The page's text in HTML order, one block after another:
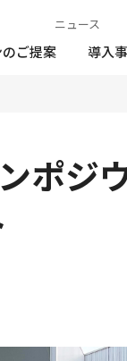
ニュース
ご提案 導入
ポジ